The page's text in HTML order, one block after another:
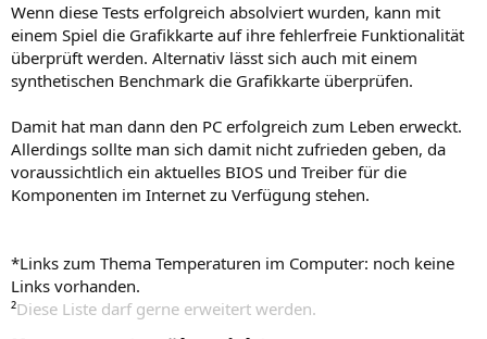
Wenn diese Tests erfolgreich absolviert wurden, kann mit
einem Spiel die Grafikkarte auf ihre fehlerfreie Funktionalität
überprüft werden. Alternativ lässt sich auch mit einem
synthetischen Benchmark die Grafikkarte überprüfen.
Damit hat man dann den PC erfolgreich zum Leben erweckt.
Allerdings sollte man sich damit nicht zufrieden geben, da
voraussichtlich ein aktuelles BIOS und Treiber für die
Komponenten im Internet zu Verfügung stehen.
*Links zum Thema Temperaturen im Computer: noch keine
Links vorhanden.
²Diese Liste darf gerne erweitert werden.